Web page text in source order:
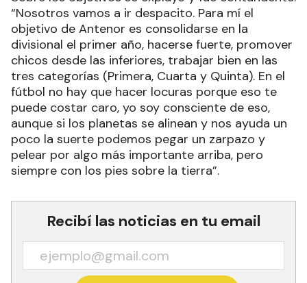
“Nosotros vamos a ir despacito. Para mí el
objetivo de Antenor es consolidarse en la
divisional el primer año, hacerse fuerte, promover
chicos desde las inferiores, trabajar bien en las
tres categorías (Primera, Cuarta y Quinta). En el
fútbol no hay que hacer locuras porque eso te
puede costar caro, yo soy consciente de eso,
aunque si los planetas se alinean y nos ayuda un
poco la suerte podemos pegar un zarpazo y
pelear por algo más importante arriba, pero
siempre con los pies sobre la tierra”.
Recibí las noticias en tu email